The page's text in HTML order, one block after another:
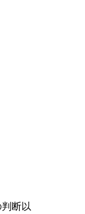
断以